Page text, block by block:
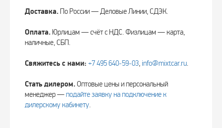
Доставка.По России — Деловые Линии, СДЭК.
Оплата. Юрлицам — счёт с НДС. Физлицам — карта,
наличные, СБП.
Свяжитесь с нами: +7 495 640‑59‑03, info@mixtcar.ru.
Стать дилером.Оптовые цены и персональный
менеджер —подайте заявку на подключение к
дилерскому кабинету.